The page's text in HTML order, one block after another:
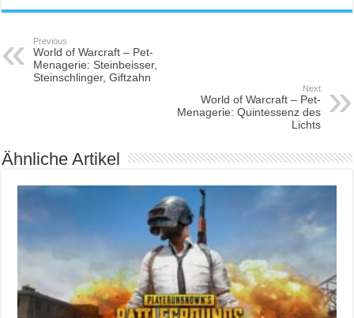
Previous
World of Warcraft – Pet-
Menagerie: Steinbeisser,
Steinschlinger, Giftzahn
Next
World of Warcraft – Pet-
Menagerie: Quintessenz des
Lichts
Ähnliche Artikel